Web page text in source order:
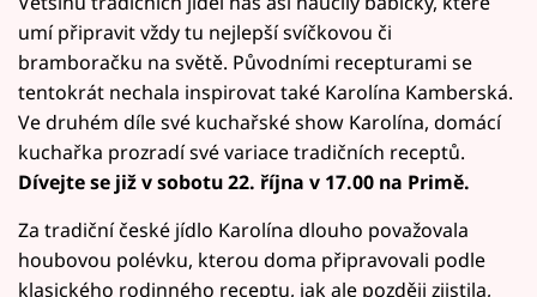
umí připravit vždy tu nejlepší svíčkovou či
bramboračku na světě. Původními recepturami se
tentokrát nechala inspirovat také Karolína Kamberská.
Ve druhém díle své kuchařské show Karolína, domácí
kuchařka prozradí své variace tradičních receptů.
Dívejte se již v sobotu 22. října v 17.00 na Primě.
Za tradiční české jídlo Karolína dlouho považovala
houbovou polévku, kterou doma připravovali podle
klasického rodinného receptu, jak ale později zjistila,